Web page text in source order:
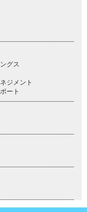
グス
ジメント
ート